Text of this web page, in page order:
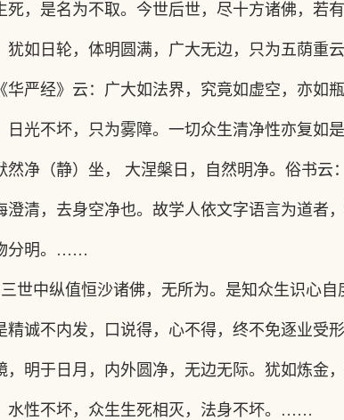
死，是名为不取。今世后世，尽十方诸佛，若
犹如日轮，体明圆满，广大无边，只为五荫重
华严经》云：广大如法界，究竟如虚空，亦如
日光不坏，只为雾障。一切众生清净性亦复如
然净（静）坐， 大涅槃日，自然明净。俗书
澄清，去身空净也。故学人依文字语言为道者
分明。……
世中纵值恒沙诸佛，无所为。是知众生识心
精诚不内发，口说得，心不得，终不免逐业受
，明于日月，内外圆净，无边无际。犹如炼金
水性不坏，众生生死相灭，法身不坏。 ……